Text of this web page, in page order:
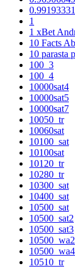
1
1 xBet
10 Facts
10 parasta
100_3
100_4
10000sat4
10000sat5
10000sat7
10050_tr
10060sat
10100_sat
10100sat
10120_tr
10280_tr
10300_sat
10400_sat
10500_sat
10500_sat2
10500_sat3
10500_wa2
10500_wa4
10510_tr